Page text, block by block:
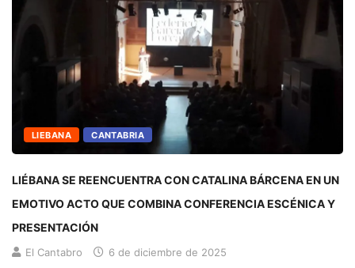
LIEBANA CANTABRIA
LIÉBANA SE REENCUENTRA CON CATALINA BÁRCENA EN UN
EMOTIVO ACTO QUE COMBINA CONFERENCIA ESCÉNICA Y
PRESENTACIÓN
El Cantabro 6 de diciembre de 2025